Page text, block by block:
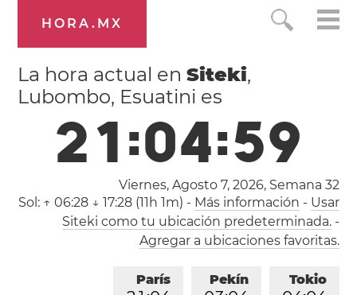
HORA.MX
La hora actual enSiteki,
Lubombo, Esuatini es
21:05:00
Viernes, Agosto 7, 2026, Semana 32
Sol: ↑ 06:28 ↓ 17:28 (11h 1m) - Más información - Usar
Siteki como tu ubicación predeterminada.-
Agregar a ubicaciones favoritas.
Tokio
Pekín
París